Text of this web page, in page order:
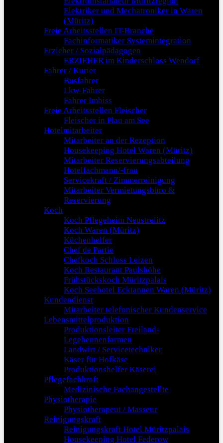
Elektriker und Mechatroniker in Waren
(Müritz)
Freie Arbeitsstellen IT-Branche
Fachinformatiker Systemintegration
Erzieher / Sozialpädagogen
ERZIEHER im Kinderschloss Wendorf
Fahrer / Kurier
Busfahrer
Lkw-Fahrer
Fahrer Imbiss
Freie Arbeitsstellen Fleischer
Fleischer in Plau am See
Hotelmitarbeiter
Mitarbeiter an der Rezeption
Housekeeping Hotel Waren (Müritz)
Mitarbeiter Reservierungsabteilung
Hotelfachmann/-frau
Servicekraft / Zimmerreinigung
Mitarbeiter Vermietungsbüro &
Reservierung
Koch
Koch Pflegeheim Neustrelitz
Koch Waren (Müritz)
Küchenhelfer
Chef de Partie
Chefkoch Schloss Leizen
Koch Restaurant Paulshöhe
Frühstückskoch Müritzpalais
Koch Seehotel Ecktannen Waren (Müritz)
Kundendienst
Mitarbeiter telefonischer Kundenservice
Lebensmittelproduktion
Produktionsleiter Freiland-
Legehennenfarmen
Landwirt / Servicetechniker
Käser für Hofkäse
Produktionshelfer Käserei
Pflegefachkraft
Medizinische Fachangestellte
Physiotherapie
Physiotherapeut / Masseur
Reinigungskraft
Reinigungskraft Hotel Müritzpalais
Housekeeping Hotel Federow